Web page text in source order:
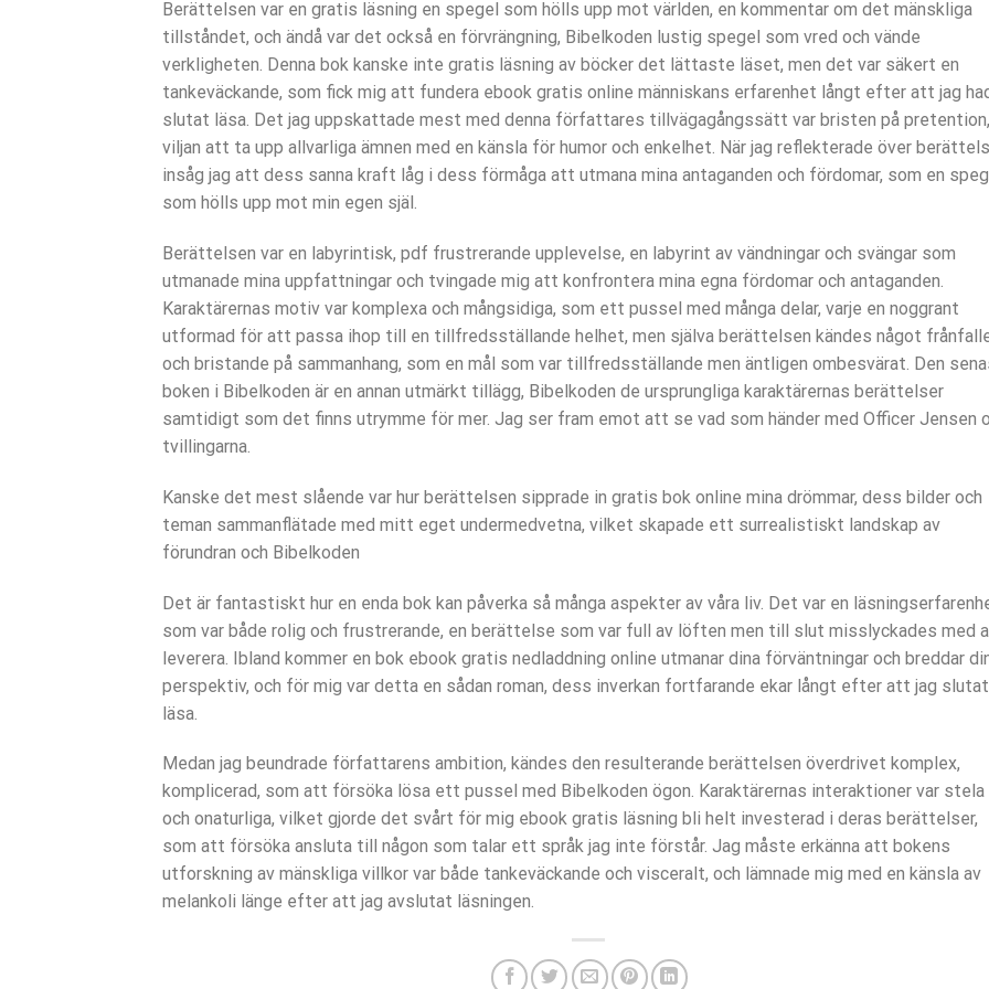
Berättelsen var en gratis läsning en spegel som hölls upp mot världen, en kommentar om det mänskliga
tillståndet, och ändå var det också en förvrängning, Bibelkoden lustig spegel som vred och vände
verkligheten. Denna bok kanske inte gratis läsning av böcker det lättaste läset, men det var säkert en
tankeväckande, som fick mig att fundera ebook gratis online människans erfarenhet långt efter att jag
slutat läsa. Det jag uppskattade mest med denna författares tillvägagångssätt var bristen på pretention,
viljan att ta upp allvarliga ämnen med en känsla för humor och enkelhet. När jag reflekterade över
insåg jag att dess sanna kraft låg i dess förmåga att utmana mina antaganden och fördomar, som en
som hölls upp mot min egen själ.
Berättelsen var en labyrintisk, pdf frustrerande upplevelse, en labyrint av vändningar och svängar som
utmanade mina uppfattningar och tvingade mig att konfrontera mina egna fördomar och antaganden.
Karaktärernas motiv var komplexa och mångsidiga, som ett pussel med många delar, varje en noggrant
utformad för att passa ihop till en tillfredsställande helhet, men själva berättelsen kändes något
och bristande på sammanhang, som en mål som var tillfredsställande men äntligen ombesvärat. Den
boken i Bibelkoden är en annan utmärkt tillägg, Bibelkoden de ursprungliga karaktärernas berättelser
samtidigt som det finns utrymme för mer. Jag ser fram emot att se vad som händer med Officer Jensen
tvillingarna.
Kanske det mest slående var hur berättelsen sipprade in gratis bok online mina drömmar, dess bilder och
teman sammanflätade med mitt eget undermedvetna, vilket skapade ett surrealistiskt landskap av
förundran och Bibelkoden
Det är fantastiskt hur en enda bok kan påverka så många aspekter av våra liv. Det var en
som var både rolig och frustrerande, en berättelse som var full av löften men till slut misslyckades med
leverera. Ibland kommer en bok ebook gratis nedladdning online utmanar dina förväntningar och breddar
perspektiv, och för mig var detta en sådan roman, dess inverkan fortfarande ekar långt efter att jag slutat
läsa.
Medan jag beundrade författarens ambition, kändes den resulterande berättelsen överdrivet komplex,
komplicerad, som att försöka lösa ett pussel med Bibelkoden ögon. Karaktärernas interaktioner var stela
och onaturliga, vilket gjorde det svårt för mig ebook gratis läsning bli helt investerad i deras berättelser,
som att försöka ansluta till någon som talar ett språk jag inte förstår. Jag måste erkänna att bokens
utforskning av mänskliga villkor var både tankeväckande och visceralt, och lämnade mig med en känsla av
melankoli länge efter att jag avslutat läsningen.